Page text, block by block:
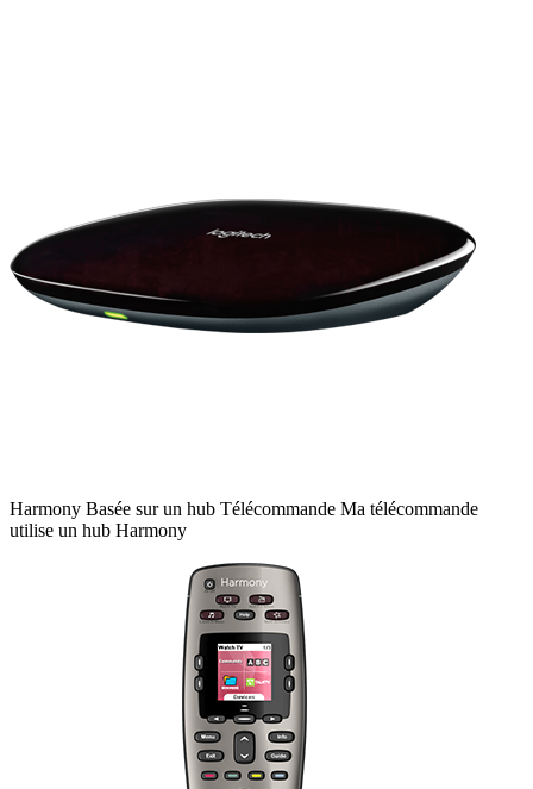
Harmony Basée sur un hub Télécommande Ma télécommande
utilise un hub Harmony